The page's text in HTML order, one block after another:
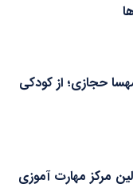
حجازی؛ از کودکی
مرکز مهارت آموزی